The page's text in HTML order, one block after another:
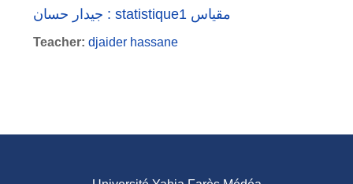
جيدار حسان : statistique1 مقياس
Teacher: djaider hassane